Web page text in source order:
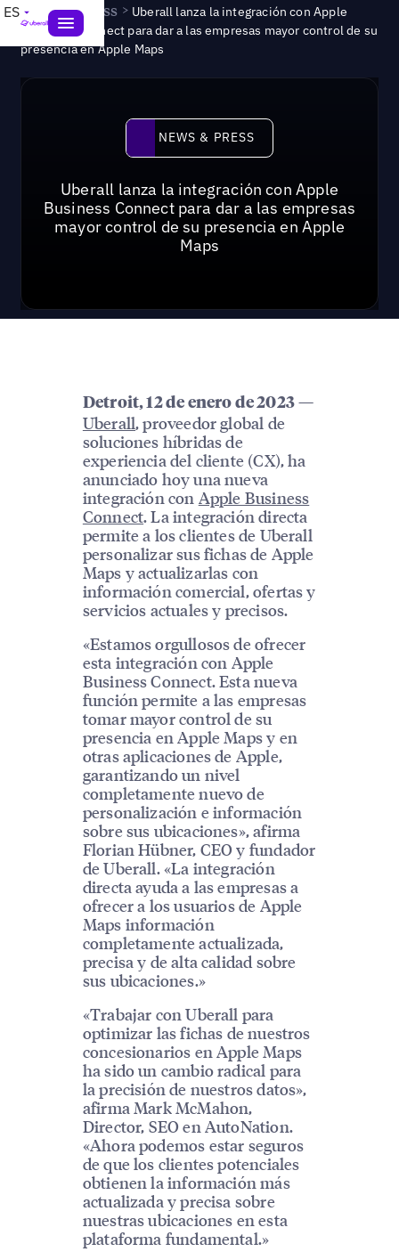
ES News & Press > Uberall lanza la integración con Apple
Business Connect para dar a las empresas mayor control de su
presencia en Apple Maps
News & Press
NEWS & PRESS
Uberall lanza la integración con Apple
Business Connect para dar a las empresas
mayor control de su presencia en Apple
Maps
Detroit, 12 de enero de 2023—
Uberall, proveedor global de
soluciones híbridas de
experiencia del cliente (CX), ha
anunciado hoy una nueva
integración con Apple Business
Connect. La integración directa
permite a los clientes de Uberall
personalizar sus fichas de Apple
Maps y actualizarlas con
información comercial, ofertas y
servicios actuales y precisos.
«Estamos orgullosos de ofrecer
esta integración con Apple
Business Connect. Esta nueva
función permite a las empresas
tomar mayor control de su
presencia en Apple Maps y en
otras aplicaciones de Apple,
garantizando un nivel
completamente nuevo de
personalización e información
sobre sus ubicaciones», afirma
Florian Hübner, CEO y fundador
de Uberall. «La integración
directa ayuda a las empresas a
ofrecer a los usuarios de Apple
Maps información
completamente actualizada,
precisa y de alta calidad sobre
sus ubicaciones.»
«Trabajar con Uberall para
optimizar las fichas de nuestros
concesionarios en Apple Maps
ha sido un cambio radical para
la precisión de nuestros datos»,
afirma Mark McMahon,
Director, SEO en AutoNation.
«Ahora podemos estar seguros
de que los clientes potenciales
obtienen la información más
actualizada y precisa sobre
nuestras ubicaciones en esta
plataforma fundamental.»